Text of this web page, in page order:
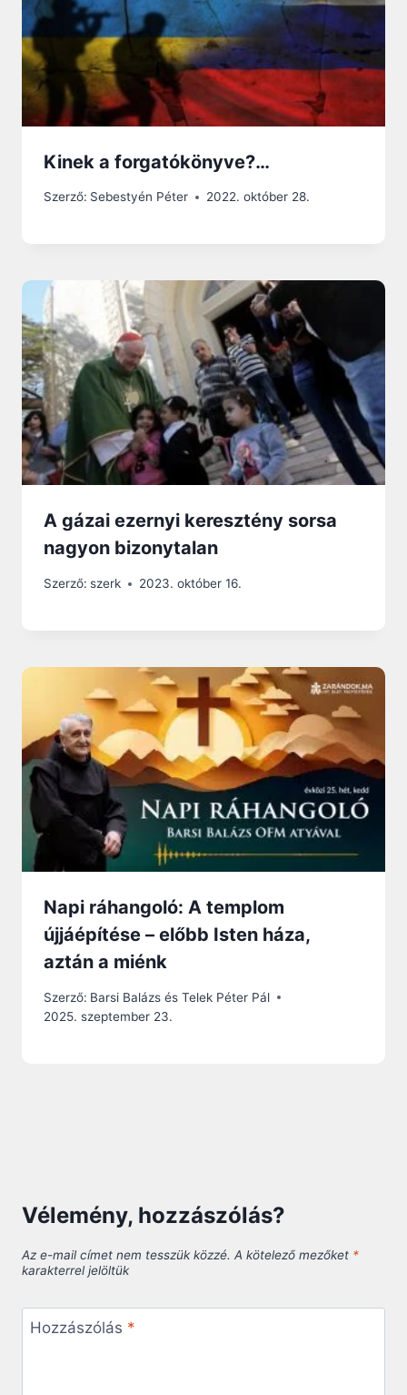
Kinek a forgatókönyve?…
Szerző: Sebestyén Péter 2022. október 28.
A gázai ezernyi keresztény sorsa
nagyon bizonytalan
Szerző: szerk 2023. október 16.
Napi ráhangoló: A templom
újjáépítése – előbb Isten háza,
aztán a miénk
Szerző: Barsi Balázs és Telek Péter Pál
2025. szeptember 23.
Vélemény, hozzászólás?
Az e-mail címet nem tesszük közzé. A kötelező mezőket *
karakterrel jelöltük
Hozzászólás *